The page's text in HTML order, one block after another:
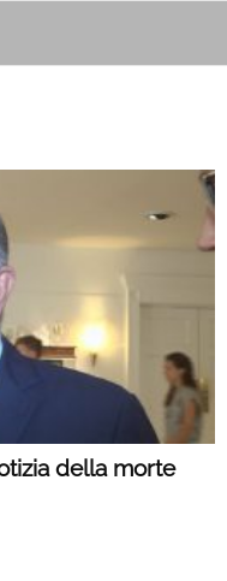
della morte